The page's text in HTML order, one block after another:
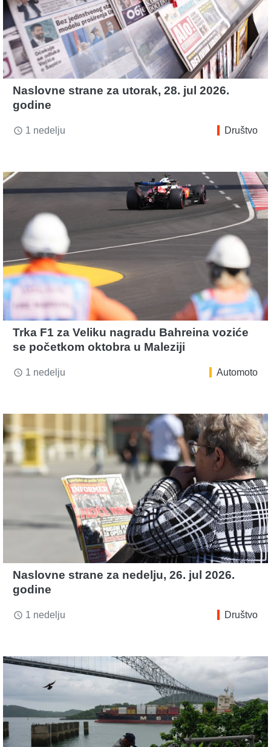
Naslovne strane za utorak, 28. jul 2026.
godine
access_time 1 nedelju Društvo
Trka F1 za Veliku nagradu Bahreina voziće
se početkom oktobra u Maleziji
access_time 1 nedelju Automoto
Naslovne strane za nedelju, 26. jul 2026.
godine
access_time 1 nedelju Društvo